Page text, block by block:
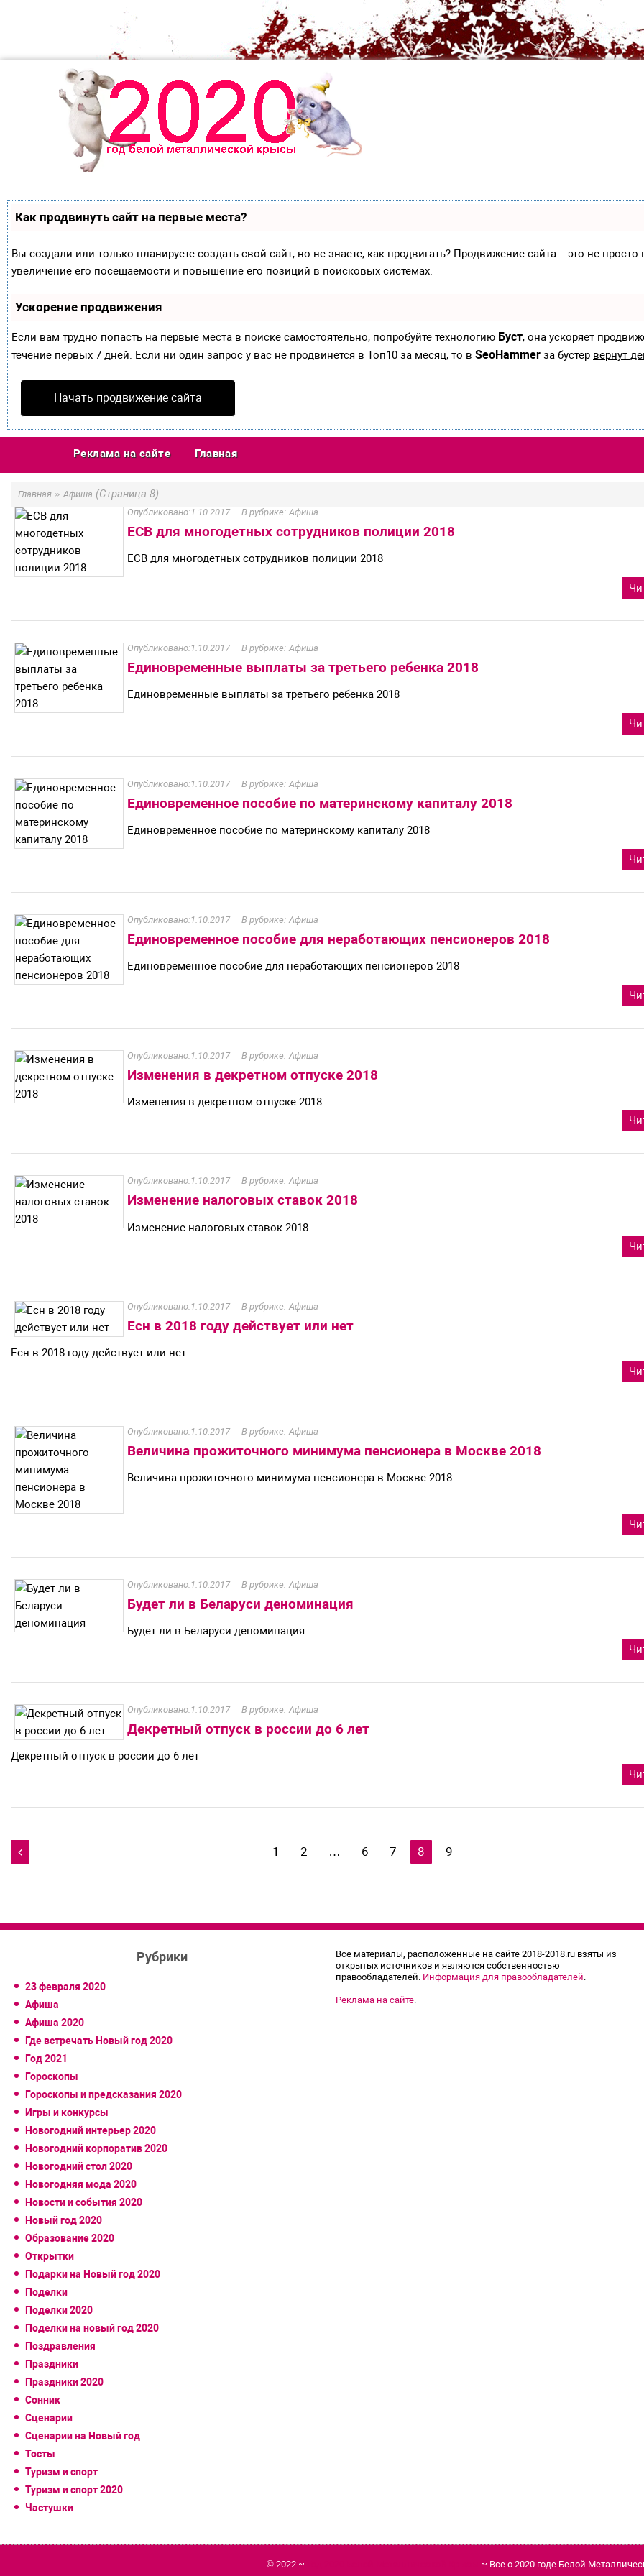
Как продвинуть сайт на первые места?
Вы создали или только планируете создать свой сайт, но не знаете, как продвигать? Продвижение сайта – это не
увеличение его посещаемости и повышение его позиций в поисковых системах.
Ускорение продвижения
Если вам трудно попасть на первые места в поиске самостоятельно, попробуйте технологию Буст, она ускоряет
течение первых 7 дней. Если ни один запрос у вас не продвинется в Топ10 за месяц, то в SeoHammer за бустер вернут
Начать продвижение сайта
Реклама на сайте Главная
Главная » Афиша (Страница 8)
1.10.2017 Афиша
ЕСВ для многодетных сотрудников полиции 2018
ЕСВ для многодетных сотрудников полиции 2018
1.10.2017 Афиша
Единовременные выплаты за третьего ребенка 2018
Единовременные выплаты за третьего ребенка 2018
1.10.2017 Афиша
Единовременное пособие по материнскому капиталу 2018
Единовременное пособие по материнскому капиталу 2018
1.10.2017 Афиша
Единовременное пособие для неработающих пенсионеров 2018
Единовременное пособие для неработающих пенсионеров 2018
1.10.2017 Афиша
Изменения в декретном отпуске 2018
Изменения в декретном отпуске 2018
1.10.2017 Афиша
Изменение налоговых ставок 2018
Изменение налоговых ставок 2018
1.10.2017 Афиша
Есн в 2018 году действует или нет
Есн в 2018 году действует или нет
1.10.2017 Афиша
Величина прожиточного минимума пенсионера в Москве 2018
Величина прожиточного минимума пенсионера в Москве 2018
1.10.2017 Афиша
Будет ли в Беларуси деноминация
Будет ли в Беларуси деноминация
1.10.2017 Афиша
Декретный отпуск в россии до 6 лет
Декретный отпуск в россии до 6 лет
Навигация
 1 2 … 6 7 8 9
Рубрики
23 февраля 2020
Афиша
Афиша 2020
Где встречать Новый год 2020
Год 2021
Гороскопы
Гороскопы и предсказания 2020
Игры и конкурсы
Новогодний интерьер 2020
Новогодний корпоратив 2020
Новогодний стол 2020
Новогодняя мода 2020
Новости и события 2020
Новый год 2020
Образование 2020
Открытки
Подарки на Новый год 2020
Поделки
Поделки 2020
Поделки на новый год 2020
Поздравления
Праздники
Праздники 2020
Сонник
Сценарии
Сценарии на Новый год
Тосты
Туризм и спорт
Туризм и спорт 2020
Частушки
Все материалы, расположенные на сайте 2018-2018.ru взяты из
открытых источников и являются собственностью
правообладателей. Информация для правообладателей.
Реклама на сайте.
© 2022 ~ ~ Все о 2020 годе Белой